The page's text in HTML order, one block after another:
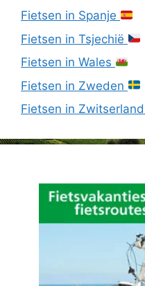
Fietsen in Spanje
Fietsen in Tsjechië
Fietsen in Wales
Fietsen in Zweden
Fietsen in Zwitserland